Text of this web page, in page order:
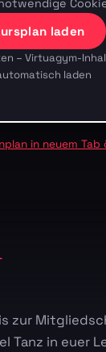
laden
– Virtuagym-
laden
in neuem Tab
zur
Tanz in euer